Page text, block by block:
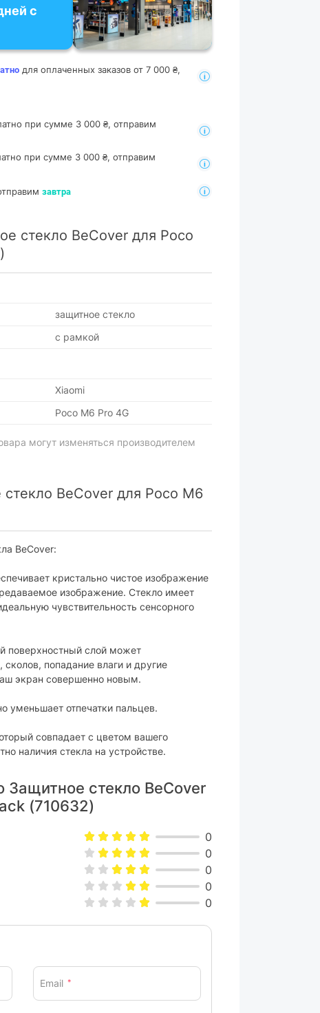
с
для оплаченных заказов от 7 000 ₴,
при сумме 3 000 ₴, отправим
при сумме 3 000 ₴, отправим
завтра
стекло BeCover для Poco
защитное стекло
с рамкой
Xiaomi
Poco M6 Pro 4G
могут изменяться производителем
BeCover для Poco M6
BeCover:
кристально чистое изображение
изображение. Стекло имеет
чувствительность сенсорного
поверхностный слой может
попадание влаги и другие
экран совершенно новым.
уменьшает отпечатки пальцев.
совпадает с цветом вашего
наличия стекла на устройстве.
Защитное стекло BeCover
(710632)
0
0
0
0
0
Email *